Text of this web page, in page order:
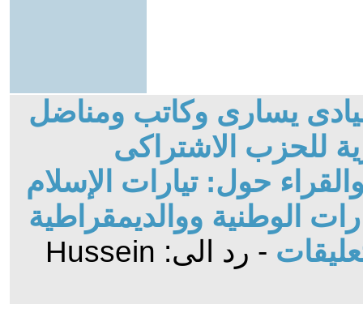
يسارى وكاتب ومناضل
للحزب الاشتراكى
حول: تيارات الإسلام
الوطنية ووالديمقراطية
- رد الى: Hussein